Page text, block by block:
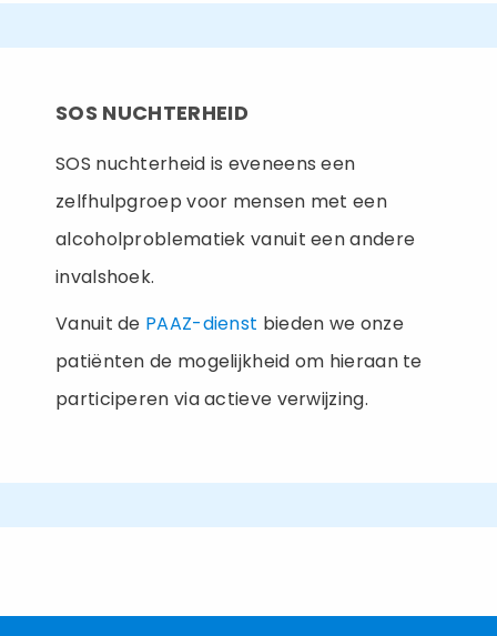
SOS NUCHTERHEID
SOS nuchterheid is eveneens een
zelfhulpgroep voor mensen met een
alcoholproblematiek vanuit een andere
invalshoek.
Vanuit de PAAZ-dienst bieden we onze
patiënten de mogelijkheid om hieraan te
participeren via actieve verwijzing.